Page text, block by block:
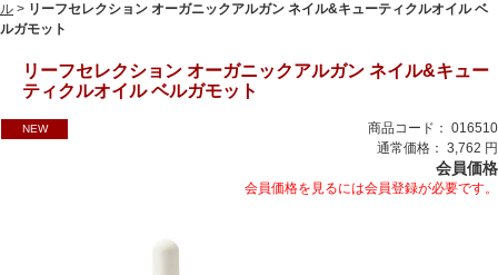
ル > リーフセレクション オーガニックアルガン ネイル&キューティクルオイル ベ
ルガモット
リーフセレクション オーガニックアルガン ネイル&キュー
ティクルオイル ベルガモット
NEW
商品コード： 016510
通常価格： 3,762 円
会員価格
会員価格を見るには会員登録が必要です。